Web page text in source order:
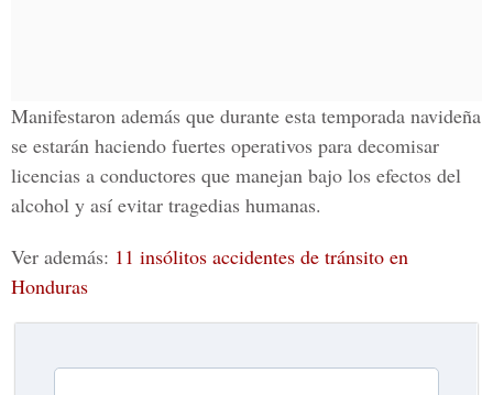
Manifestaron además que durante esta temporada navideña
se estarán haciendo fuertes operativos para decomisar
licencias a conductores que manejan bajo los efectos del
alcohol y así evitar tragedias humanas.
Ver además: 11 insólitos accidentes de tránsito en
Honduras